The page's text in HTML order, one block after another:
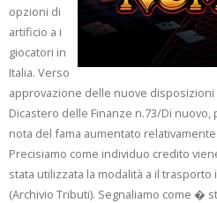
opzioni di
artificio a i
giocatori in
Italia. Verso
approvazione delle nuove
Dicastero delle Finanze n.73/Di
nota del fama aumentato
Precisiamo come individuo credito
stata utilizzata la modalità a il trasporto
(Archivio Tributi). Segnaliamo come �